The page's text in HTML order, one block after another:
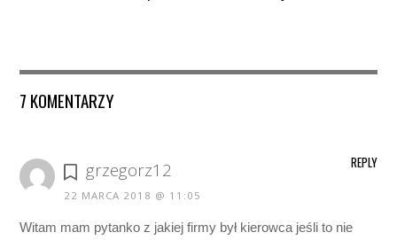
7 KOMENTARZY
grzegorz12
22 MARCA 2018 @ 11:05
Witam mam pytanko z jakiej firmy był kierowca jeśli to nie
REPLY